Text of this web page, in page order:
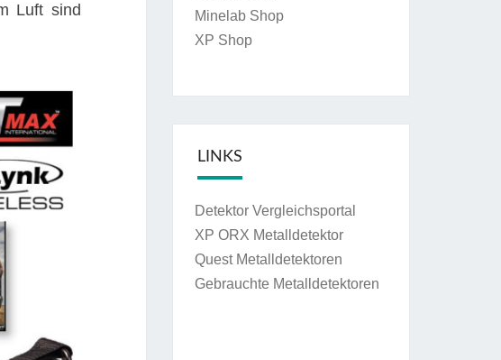
Luft sind
Minelab Shop
XP Shop
LINKS
Detektor Vergleichsportal
XP ORX Metalldetektor
Quest Metalldetektoren
Gebrauchte Metalldetektoren